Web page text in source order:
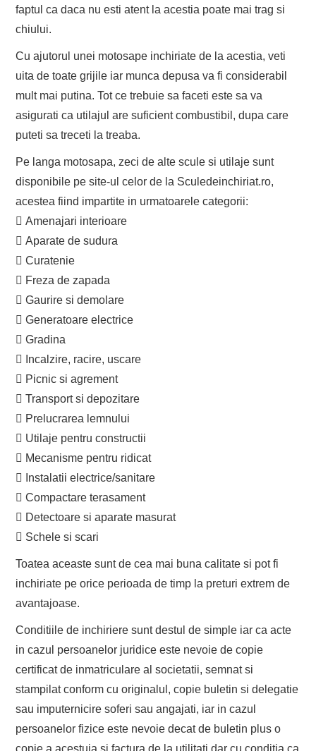
faptul ca daca nu esti atent la acestia poate mai trag si
chiului.
Cu ajutorul unei motosape inchiriate de la acestia, veti
uita de toate grijile iar munca depusa va fi considerabil
mult mai putina. Tot ce trebuie sa faceti este sa va
asigurati ca utilajul are suficient combustibil, dupa care
puteti sa treceti la treaba.
Pe langa motosapa, zeci de alte scule si utilaje sunt
disponibile pe site-ul celor de la Sculedeinchiriat.ro,
acestea fiind impartite in urmatoarele categorii:
 Amenajari interioare
 Aparate de sudura
 Curatenie
 Freza de zapada
 Gaurire si demolare
 Generatoare electrice
 Gradina
 Incalzire, racire, uscare
 Picnic si agrement
 Transport si depozitare
 Prelucrarea lemnului
 Utilaje pentru constructii
 Mecanisme pentru ridicat
 Instalatii electrice/sanitare
 Compactare terasament
 Detectoare si aparate masurat
 Schele si scari
Toatea aceaste sunt de cea mai buna calitate si pot fi
inchiriate pe orice perioada de timp la preturi extrem de
avantajoase.
Conditiile de inchiriere sunt destul de simple iar ca acte
in cazul persoanelor juridice este nevoie de copie
certificat de inmatriculare al societatii, semnat si
stampilat conform cu originalul, copie buletin si delegatie
sau imputernicire soferi sau angajati, iar in cazul
persoanelor fizice este nevoie decat de buletin plus o
copie a acestuia si factura de la utilitati dar cu conditia ca